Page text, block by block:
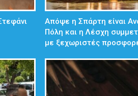
Απόψε η Σπάρτη είναι
Πόλη και η Λέσχη
με ξεχωριστές